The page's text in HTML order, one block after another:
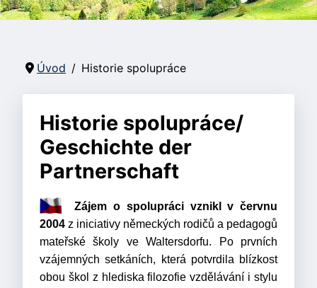
Úvod Historie spolupráce
Historie spolupráce/
Geschichte der
Partnerschaft
Zájem o spolupráci vznikl v červnu
2004 z iniciativy německých rodičů a pedagogů
mateřské školy ve Waltersdorfu. Po prvních
vzájemných setkáních, která potvrdila blízkost
obou škol z hlediska filozofie vzdělávání i stylu